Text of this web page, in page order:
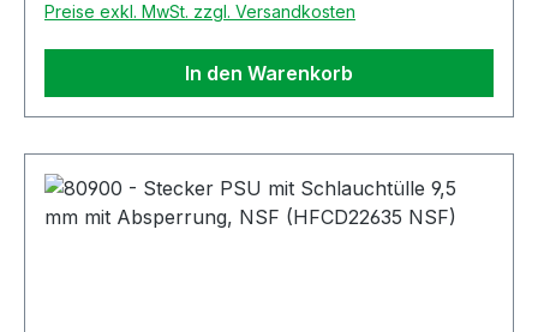
Preise exkl. MwSt. zzgl. Versandkosten
In den Warenkorb